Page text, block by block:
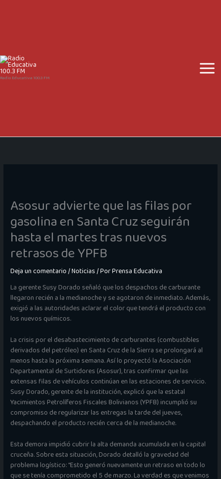
Radio Educativa 100.3 FM
Asosur advierte que las filas por
gasolina en Santa Cruz seguirán
hasta el martes tras nuevos
retrasos de YPFB
Deja un comentario/Noticias/ PorPrensa Educativa
La gerente Susy Dorado señaló que los despachos de carburante
llegaron recién a la medianoche y se agotaron de inmediato. Además,
exigió a las autoridades aclarar el color que tendrá el producto con
los nuevos químicos.
La crisis por el desabastecimiento de carburantes (combustibles
derivados del petróleo) en Santa Cruz de la Sierra se prolongará al
menos hasta la próxima semana. Así lo proyectó la Asociación
Departamental de Surtidores (Asosur), tras confirmar que las
extensas filas de vehículos continúan en las estaciones de servicio.
Susy Dorado, gerente de la institución, explicó que la estatal
Yacimientos Petrolíferos Fiscales Bolivianos (YPFB) incumplió su
compromiso de regularizar las entregas la tarde del jueves,
despachando el producto recién cerca de la medianoche.
Esta demora impidió cubrir la alta demanda acumulada en la capital
cruceña. Sobre esta situación, Dorado detalló la gravedad del
problema logístico: “Esto generó nuevamente un retraso en todo lo
que se tenía comprometido el 5 de marzo. La verdad es que venimos